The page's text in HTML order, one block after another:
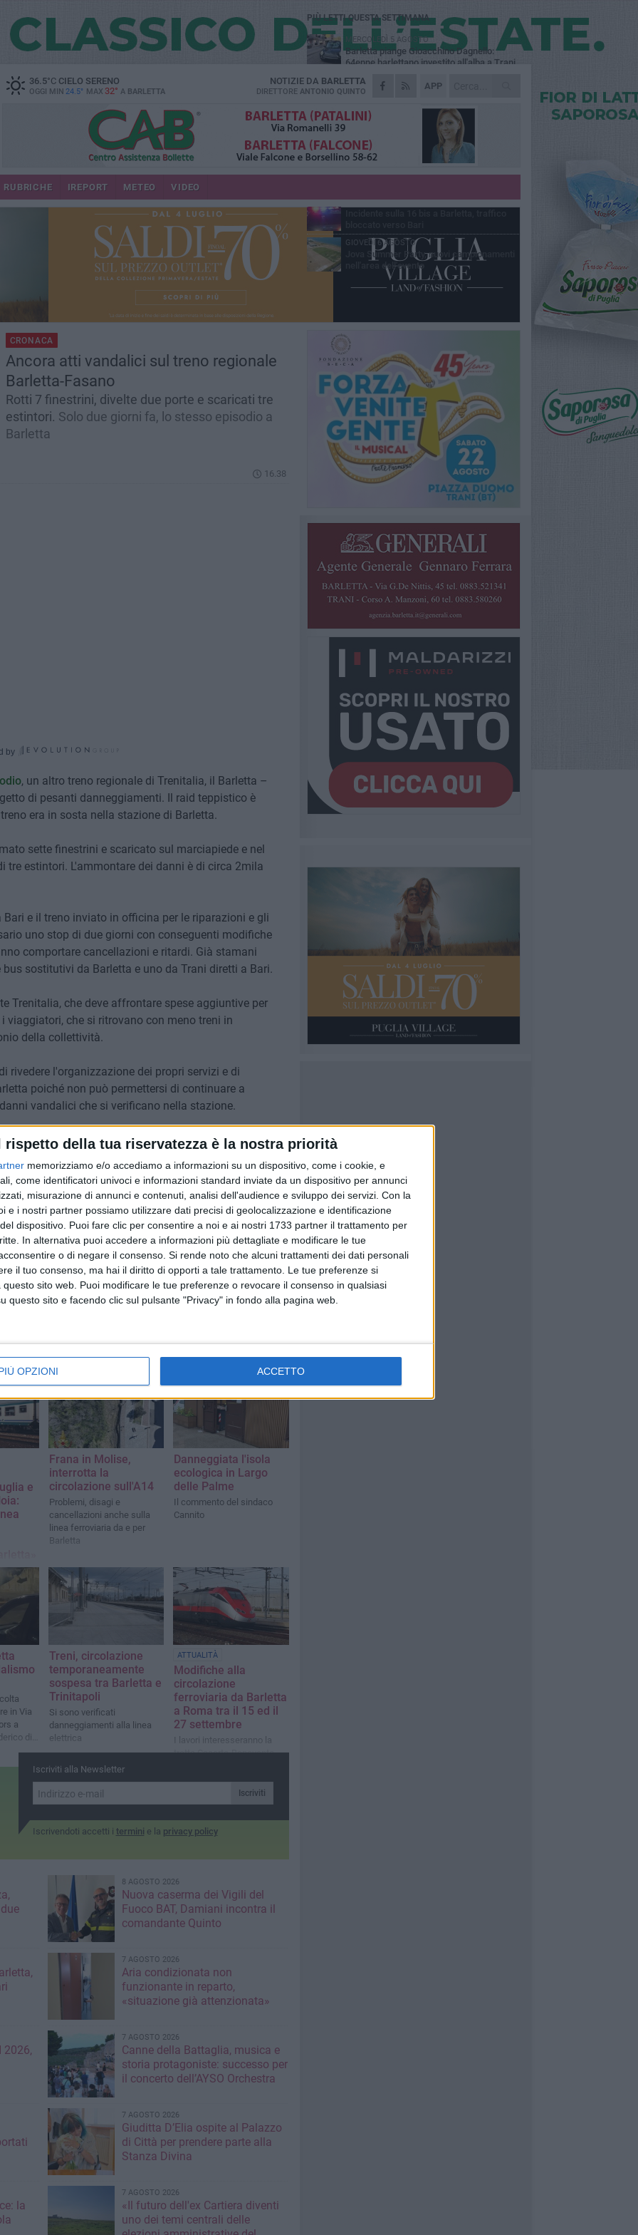
rispetto della tua riservatezza è la nostra priorità
memorizziamo e/o accediamo a informazioni su un dispositivo, come i cookie, e
come identificatori univoci e informazioni standard inviate da un dispositivo per annunci
misurazione di annunci e contenuti, analisi dell'audience e sviluppo dei servizi. Con la
e i nostri partner possiamo utilizzare dati precisi di geolocalizzazione e identificazione
dispositivo. Puoi fare clic per consentire a noi e ai nostri 1733 partner il trattamento per
In alternativa puoi accedere a informazioni più dettagliate e modificare le tue
o di negare il consenso. Si rende noto che alcuni trattamenti dei dati personali
il tuo consenso, ma hai il diritto di opporti a tale trattamento. Le tue preferenze si
sito web. Puoi modificare le tue preferenze o revocare il consenso in qualsiasi
questo sito e facendo clic sul pulsante "Privacy" in fondo alla pagina web.
OPZIONI ACCETTO
36.5°CCIELO SERENO
OGGI MIN 24.5° MAX 32° A BARLETTA
APP
NOTIZIE DA BARLETTA
DIRETTORE ANTONIO QUINTO
RUBRICHE IREPORT METEO VIDEO
CRONACA
Ancora atti vandalici sul treno regionale
Barletta-Fasano
Rotti 7 finestrini, divelte due porte e scaricati tre
estintori. Solo due giorni fa, lo stesso episodio a
Barletta
16.38
by
, un altro treno regionale di Trenitalia, il Barletta –
di pesanti danneggiamenti. Il raid teppistico è
era in sosta nella stazione di Barletta.
sette finestrini e scaricato sul marciapiede e nel
estintori. L'ammontare dei danni è di circa 2mila
e il treno inviato in officina per le riparazioni e gli
uno stop di due giorni con conseguenti modifiche
comportare cancellazioni e ritardi. Già stamani
sostitutivi da Barletta e uno da Trani diretti a Bari.
Trenitalia, che deve affrontare spese aggiuntive per
viaggiatori, che si ritrovano con meno treni in
della collettività.
rivedere l'organizzazione dei propri servizi e di
poiché non può permettersi di continuare a
vandalici che si verificano nella stazione.
Polizia Ferroviaria e Polizia Scientifica stanno
Circa due anni fa, proprio grazie all'azione
di Protezione Aziendale del Gruppo FS Italiane,
che avevano preso di mira un treno.
e
e
BAT
Frana in Molise,
interrotta la
circolazione sull'A14
Problemi, disagi e
cancellazioni anche sulla
linea ferroviaria da e per
Barletta
Danneggiata l'isola
ecologica in Largo
delle Palme
Il commento del sindaco
Cannito
in Via
a
di
Treni, circolazione
temporaneamente
sospesa tra Barletta e
Trinitapoli
Si sono verificati
danneggiamenti alla linea
elettrica
ATTUALITÀ
Modifiche alla
circolazione
ferroviaria da Barletta
a Roma tra il 15 ed il
27 settembre
I lavori interesseranno la
tratta Caserta-Benevento-
Iscriviti alla Newsletter
Iscriviti
Iscrivendoti accetti i termini e la privacy policy
8 AGOSTO 2026
Nuova caserma dei Vigili del
Fuoco BAT, Damiani incontra il
comandante Quinto
7 AGOSTO 2026
Aria condizionata non
funzionante in reparto,
«situazione già attenzionata»
2026,
7 AGOSTO 2026
Canne della Battaglia, musica e
storia protagoniste: successo per
il concerto dell’AYSO Orchestra
7 AGOSTO 2026
Giuditta D’Elia ospite al Palazzo
di Città per prendere parte alla
Stanza Divina
la
7 AGOSTO 2026
«Il futuro dell'ex Cartiera diventi
uno dei temi centrali delle
PIÙ LETTI QUESTA SETTIMANA
MERCOLEDÌ 5 AGOSTO
Barletta piange Gioacchino Dagnello:
64enne barlettano investito all'alba a Trani
GIOVEDÌ 6 AGOSTO
Il ricordo di "Cecco", il benzinaio col
separavano dalla pensione»
MERCOLEDÌ 5 AGOSTO
Jova Summer Party, giovedì mattina
sopralluogo nell'area dell'evento
DOMENICA 2 AGOSTO
Beni confiscati alla mafia. Nasce il servizio
VENERDÌ 7 AGOSTO
GIOVEDÌ 6 AGOSTO
Jova Summer Party, nuovi campionamenti
nell'area dell'evento